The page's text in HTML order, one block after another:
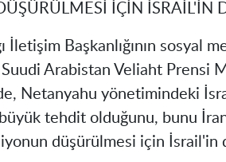
İÇİN İSRAİL'İN
İletişim Başkanlığının sosyal
Suudi Arabistan Veliaht Prensi
Netanyahu yönetimindeki
tehdit olduğunu, bunu
düşürülmesi için İsrail'in